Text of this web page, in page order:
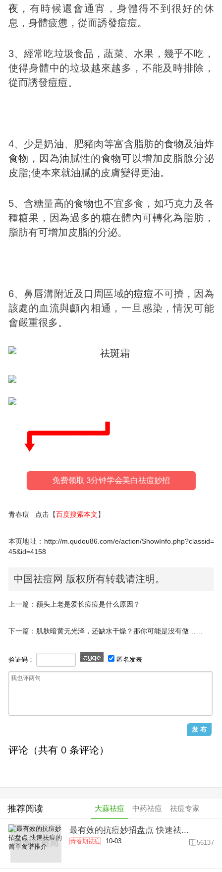
夜 ，有時候還會通宵，身體得不到很好的休
息，身體疲憊，從而誘發痘痘。
3、經常吃垃圾食品，蔬菜、 水果，幾乎不吃，
使得身體中的垃圾越來越多，不能及時排除，
從而誘發痘痘。
4、少是奶油、肥豬肉等富含脂肪的食物及油炸
食物 ，因為油膩性的食物可以增加皮脂腺分泌
皮脂;使本來就油膩的皮膚變得更油。
5、含糖量高的食物也不宜多食，如巧克力及各
種糖果，因為過多的糖在體內可轉化為脂肪，
脂肪有可增加皮脂的分泌。
6、鼻唇溝附近及口周區域的痘痘不可擠，因為
該處的血流與顱內相通，一旦感染，情況可能
會嚴重很多。
免费领取 3分钟学会美白祛痘妙招
青春痘 点击【百度搜索本文】
本页地址： http://m.qudou86.com/e/action/ShowInfo.php?classid=
45&id=4158
中国祛痘网 版权所有转载请注明。
上一篇： 额头上老是爱长痘痘是什么原因？
下一篇： 肌肤暗黄无光泽，还缺水干燥？那你可能是没有做……
验证码： 匿名发表
评论（共有 0 条评论）
推荐阅读 大蒜祛痘 中药祛痘 祛痘专家
最有效的抗痘妙招盘点 快速祛...
青春期祛痘 10-03 56137